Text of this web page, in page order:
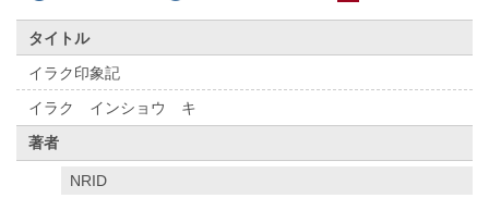
タイトル
イラク印象記
イラク インショウ キ
著者
NRID